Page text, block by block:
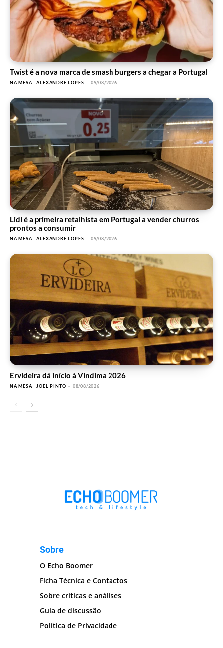
Twist é a nova marca de smash burgers a chegar a Portugal
NA MESA ALEXANDRE LOPES - 09/08/2026
Lidl é a primeira retalhista em Portugal a vender churros
prontos a consumir
NA MESA ALEXANDRE LOPES - 09/08/2026
Ervideira dá início à Vindima 2026
NA MESA JOEL PINTO - 08/08/2026
Sobre
O Echo Boomer
Ficha Técnica e Contactos
Sobre críticas e análises
Guia de discussão
Política de Privacidade